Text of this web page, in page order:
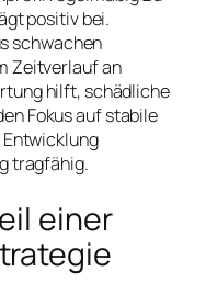
positiv bei.
schwachen
Zeitverlauf an
hilft, schädliche
Fokus auf stabile
Entwicklung
tragfähig.
einer